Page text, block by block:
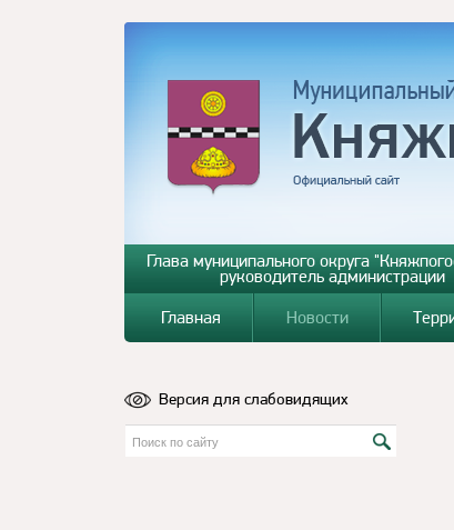
Глава муниципального округа
руководитель администрации
Главная Новости
Версия для слабовидящих